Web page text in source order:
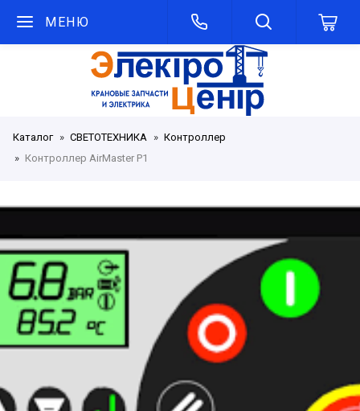
МЕНЮ
Каталог СВЕТОТЕХНИКА
Контроллер
Контроллер AirMaster P1